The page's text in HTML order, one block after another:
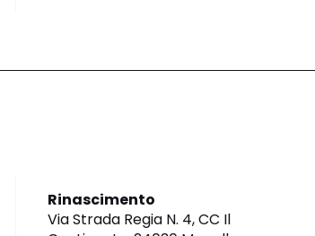
Rinascimento
Via Strada Regia N. 4, CC Il